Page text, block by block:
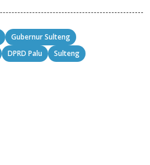
Gubernur Sulteng
DPRD Palu Sulteng